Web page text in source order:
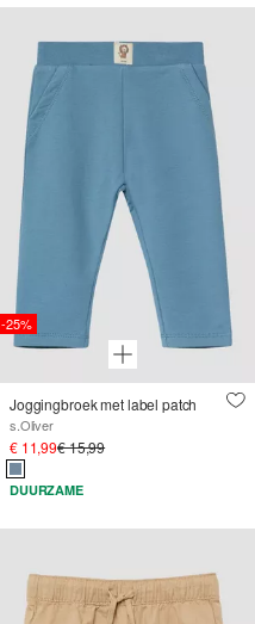
-25%
Joggingbroek met label patch
s.Oliver
€ 11,99€ 15,99
DUURZAME